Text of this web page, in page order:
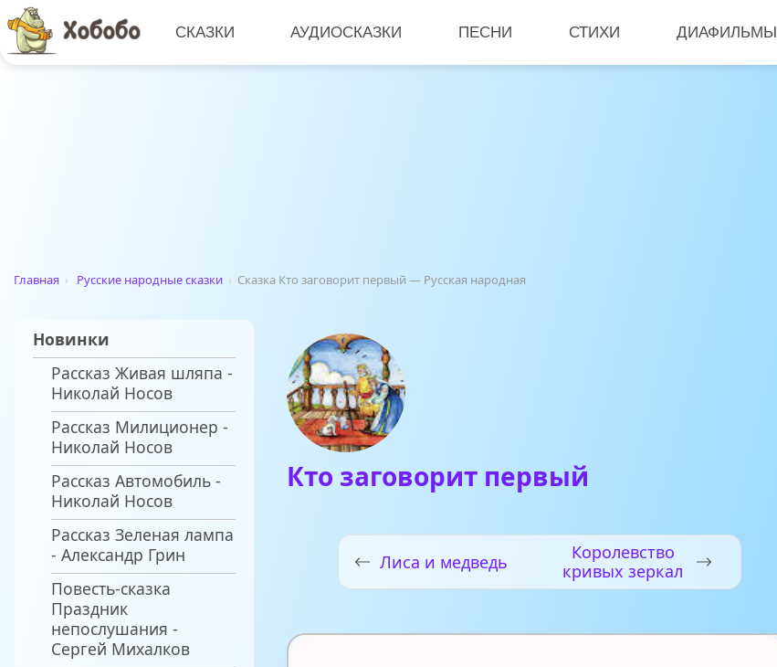
СКАЗКИ АУДИОСКАЗКИ ПЕСНИ СТИХИ ДИАФИЛЬМЫ
Главная › Русские народные сказки › Сказка Кто заговорит первый — Русская народная
Новинки
Рассказ Живая шляпа -
Николай Носов
Рассказ Милиционер -
Николай Носов
Рассказ Автомобиль -
Николай Носов
Рассказ Зеленая лампа
- Александр Грин
Повесть-сказка
Праздник
непослушания -
Сергей Михалков
Кто заговорит первый
Лиса и медведь
Королевство
кривых зеркал